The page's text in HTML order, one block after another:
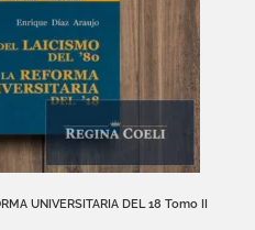
UNIVERSITARIA DEL 18 Tomo II